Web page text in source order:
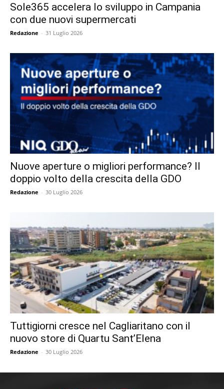
Sole365 accelera lo sviluppo in Campania
con due nuovi supermercati
Redazione - 31 Luglio 2026
Nuove aperture o migliori performance? Il
doppio volto della crescita della GDO
Redazione - 30 Luglio 2026
Tuttigiorni cresce nel Cagliaritano con il
nuovo store di Quartu Sant’Elena
Redazione - 30 Luglio 2026